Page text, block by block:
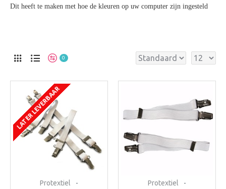
Dit heeft te maken met hoe de kleuren op uw computer zijn ingesteld
0
LATER LEVERBAAR
Protextiel - Protextiel -